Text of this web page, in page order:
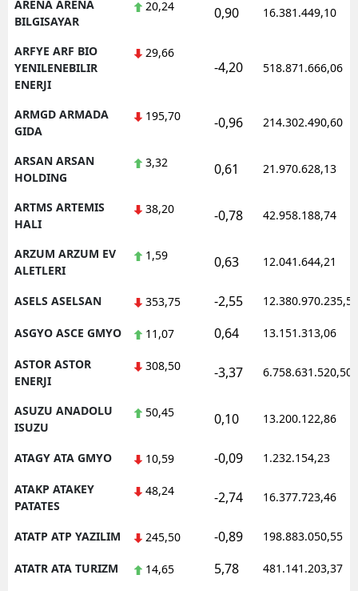
ARENA ARENA
BILGISAYAR
20,24 0,90 16.381.449,10
ARFYE ARF BIO
YENILENEBILIR
ENERJI
29,66
-4,20 518.871.666,06
ARMGD ARMADA
GIDA
195,70 -0,96 214.302.490,60
ARSAN ARSAN
HOLDING
3,32 0,61 21.970.628,13
ARTMS ARTEMIS
HALI
38,20 -0,78 42.958.188,74
ARZUM ARZUM EV
ALETLERI
1,59 0,63 12.041.644,21
ASELS ASELSAN 353,75 -2,55 12.380.970.235,50
ASGYO ASCE GMYO 11,07 0,64 13.151.313,06
ASTOR ASTOR
ENERJI
308,50 -3,37 6.758.631.520,50
ASUZU ANADOLU
ISUZU
50,45 0,10 13.200.122,86
ATAGY ATA GMYO 10,59 -0,09 1.232.154,23
ATAKP ATAKEY
PATATES
48,24 -2,74 16.377.723,46
ATATP ATP YAZILIM 245,50 -0,89 198.883.050,55
ATATR ATA TURIZM 14,65 5,78 481.141.203,37